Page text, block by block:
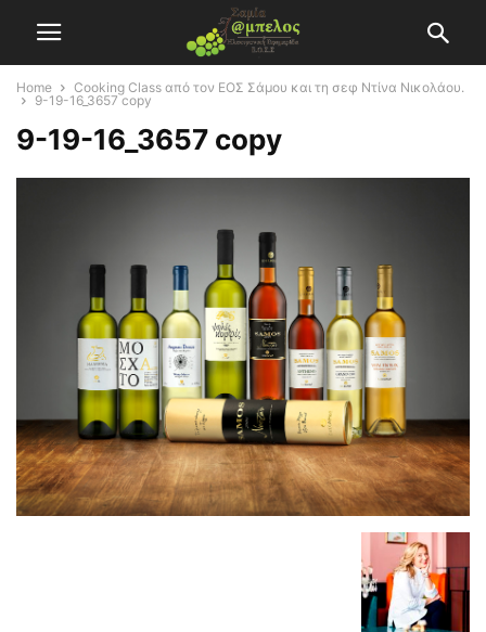
Home
Cooking Class από τον ΕΟΣ Σάμου και τη σεφ Ντίνα Νικολάου.
9-19-16_3657 copy
9-19-16_3657 copy